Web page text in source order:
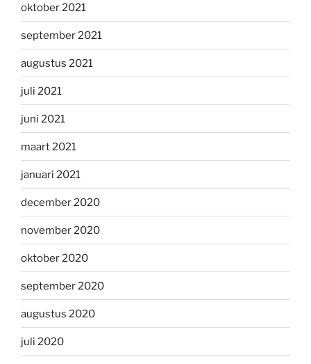
oktober 2021
september 2021
augustus 2021
juli 2021
juni 2021
maart 2021
januari 2021
december 2020
november 2020
oktober 2020
september 2020
augustus 2020
juli 2020